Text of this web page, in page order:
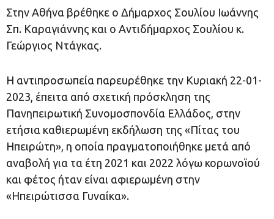
Στην Αθήνα βρέθηκε ο Δήμαρχος Σουλίου Ιωάννης
Σπ. Καραγιάννης και ο Αντιδήμαρχος Σουλίου κ.
Γεώργιος Ντάγκας.
Η αντιπροσωπεία παρευρέθηκε την Κυριακή 22-01-
2023, έπειτα από σχετική πρόσκληση της
Πανηπειρωτική Συνομοσπονδία Ελλάδος, στην
ετήσια καθιερωμένη εκδήλωση της «Πίτας του
Ηπειρώτη», η οποία πραγματοποιήθηκε μετά από
αναβολή για τα έτη 2021 και 2022 λόγω κορωνοϊού
και φέτος ήταν είναι αφιερωμένη στην
«Ηπειρώτισσα Γυναίκα».